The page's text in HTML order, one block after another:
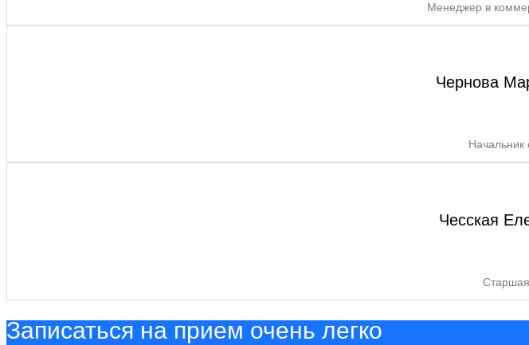
Менеджер в
Чернова
Начальник
Чесская
Записаться на прием очень легко